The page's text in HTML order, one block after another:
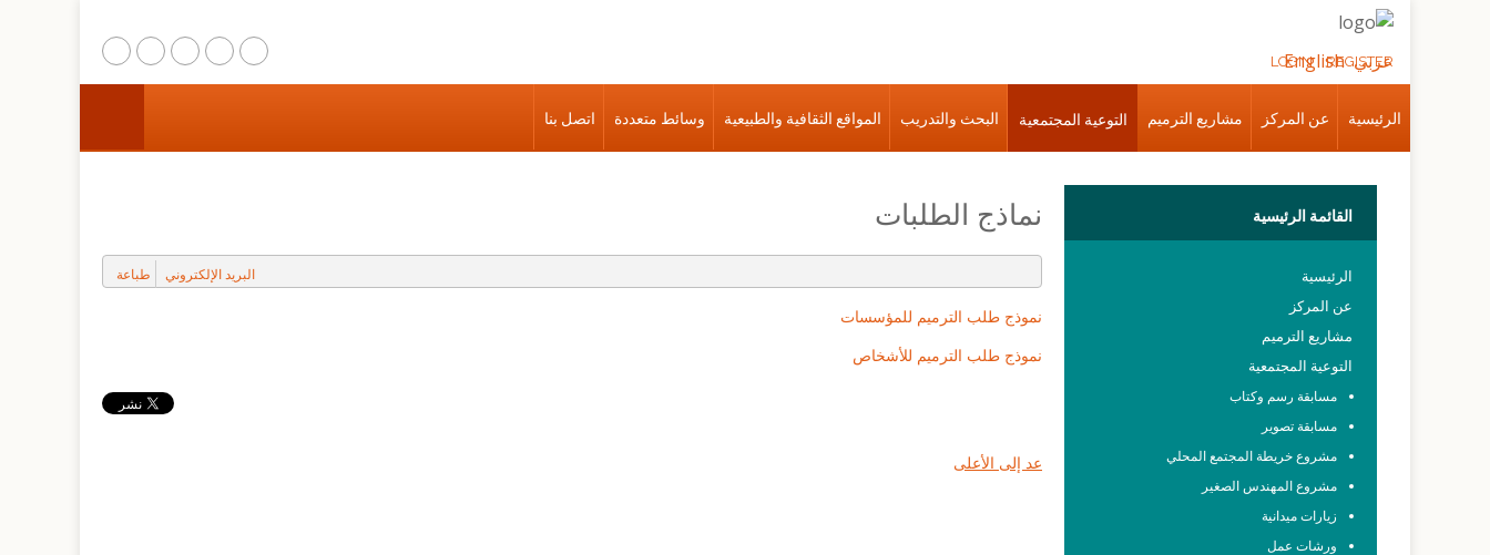
التوعية المجتمعية
وسائط متعددة
REGISTER
LOGIN عربي English
الرئيسية عن المركز مشاريع الترميم التوعية المجتمعية البحث والتدريب المواقع الثقافية والطبيعية وسائط متعددة اتصل بنا
نماذج الطلبات
طباعة البريد الإلكتروني
نموذج طلب الترميم للمؤسسات
نموذج طلب الترميم للأشخاص
عد إلى الأعلى
القائمة الرئيسية
الرئيسية
عن المركز
مشاريع الترميم
التوعية المجتمعية
مسابقة رسم وكتاب
مسابقة تصوير
مشروع خريطة المجتمع المحلي
مشروع المهندس الصغير
زيارات ميدانية
ورشات عمل